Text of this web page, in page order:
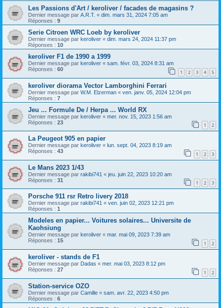
Les Passions d'Art / keroliver / facades de magasins ?
Dernier message par A.R.T. « dim. mars 31, 2024 7:05 am
Réponses : 9
Serie Citroen WRC Loeb by keroliver
Dernier message par keroliver « dim. mars 24, 2024 11:37 pm
Réponses : 10
keroliver F1 de 1990 a 1999
Dernier message par keroliver « sam. févr. 03, 2024 8:31 am
Réponses : 60 1 2 3 4 5
keroliver diorama Vector Lamborghini Ferrari
Dernier message par W.M. Elzerman « ven. janv. 05, 2024 12:04 pm
Réponses : 7
Jeu ... Formule De / Herpa ... World RX
Dernier message par keroliver « mer. nov. 15, 2023 1:56 am
Réponses : 23 1 2
La Peugeot 905 en papier
Dernier message par keroliver « lun. sept. 04, 2023 8:19 am
Réponses : 43 1 2 3
Le Mans 2023 1/43
Dernier message par rakibi741 « jeu. juin 22, 2023 10:20 am
Réponses : 31 1 2 3
Porsche 911 rsr Retro livery 2018
Dernier message par rakibi741 « ven. juin 02, 2023 12:21 pm
Réponses : 1
Modeles en papier... Voitures solaires... Universite de
Kaohsiung
Dernier message par keroliver « mar. mai 09, 2023 7:39 am
Réponses : 15 1 2
keroliver - stands de F1
Dernier message par Dadas « mer. mai 03, 2023 8:12 pm
Réponses : 27 1 2
Station-service OZO
Dernier message par Camille « sam. avr. 22, 2023 4:50 pm
Réponses : 6